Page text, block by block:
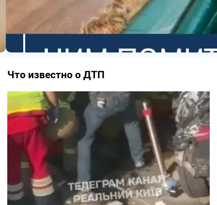
Что известно о ДТП